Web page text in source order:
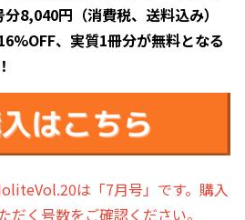
8,040円（消費税、送料込み）
、実質1冊分が無料となる
は「7月号」です。購入
だく号数をご確認ください。